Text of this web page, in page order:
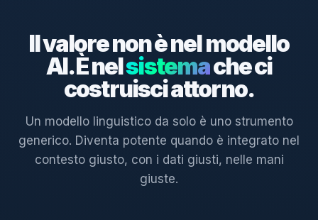
Il valore non è nel modello
AI. È nelsistemache ci
costruisci attorno.
Un modello linguistico da solo è uno strumento
generico. Diventa potente quando è integrato nel
contesto giusto, con i dati giusti, nelle mani
giuste.